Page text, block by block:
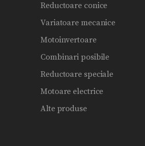
Reductoare conice
Variatoare mecanice
Motoinvertoare
Combinari posibile
Reductoare speciale
Motoare electrice
Alte produse